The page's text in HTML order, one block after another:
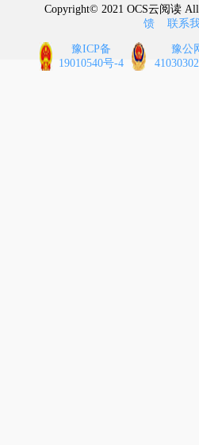
Copyright© 2021 OCS云阅读 All
馈
联系
豫ICP备
19010540号-4
豫公